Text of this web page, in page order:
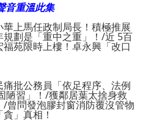
音重溫此集
上馬任政制局長！積極推展
劃是「重中之重」！/近 5百
苑限時上樓！卓永興「改口
批公務員「依足程序、法例
陋習」！/獲鄰居葉太捨身救
曾問發泡膠封窗消防覆沒管物
」真相！